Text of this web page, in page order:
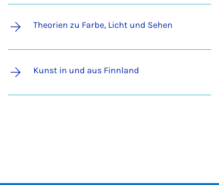
Theorien zu Farbe, Licht und Sehen
Kunst in und aus Finnland